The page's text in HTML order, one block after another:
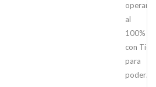
operar
al
100%
con
para
poder…